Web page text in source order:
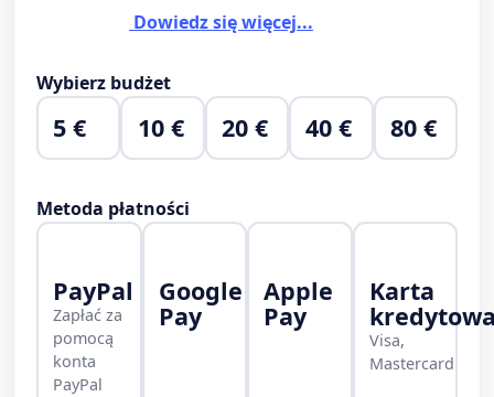
Dowiedz się więcej...
Wybierz budżet
5 € 10 € 20 € 40 € 80 €
Metoda płatności
PayPal
Zapłać za
pomocą
konta
PayPal
Google
Pay
Apple
Pay
Karta
Visa,
Mastercard